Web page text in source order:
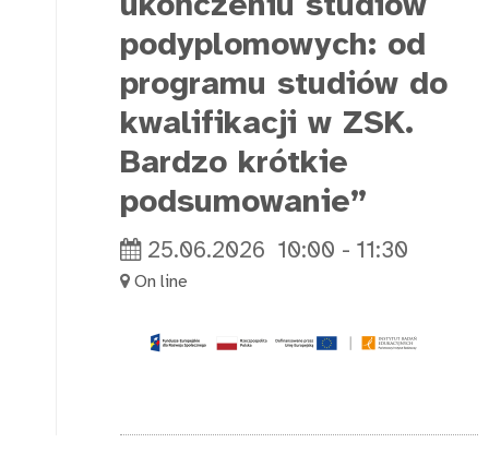
podyplomowych: od
programu studiów do
kwalifikacji w ZSK.
Bardzo krótkie
podsumowanie”
25.06.2026 10:00 - 11:30
On line